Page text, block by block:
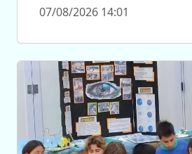
07/08/2026 14:01